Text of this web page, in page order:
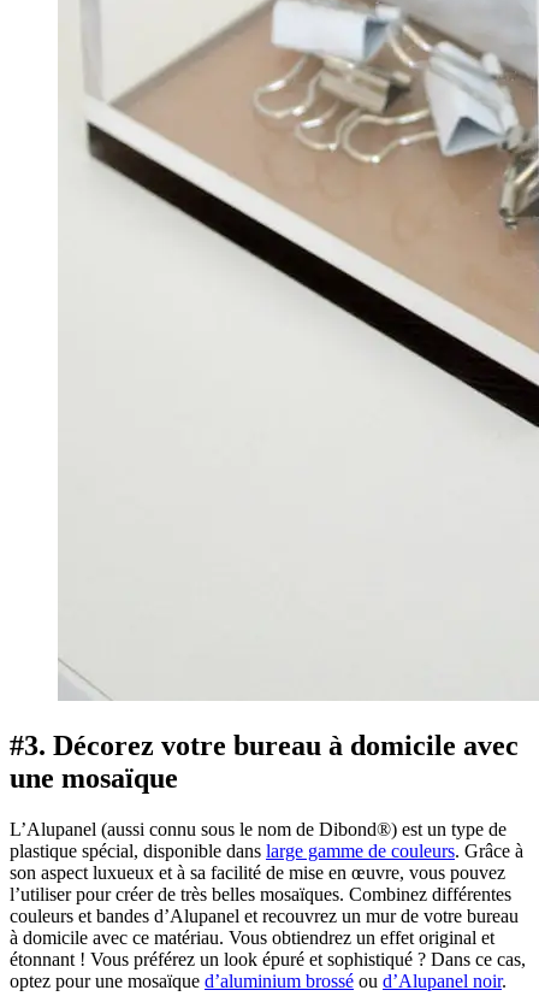
#3. Décorez votre bureau à domicile avec
une mosaïque
L’Alupanel (aussi connu sous le nom de Dibond®) est un type de
plastique spécial, disponible dans large gamme de couleurs. Grâce à
son aspect luxueux et à sa facilité de mise en œuvre, vous pouvez
l’utiliser pour créer de très belles mosaïques. Combinez différentes
couleurs et bandes d’Alupanel et recouvrez un mur de votre bureau
à domicile avec ce matériau. Vous obtiendrez un effet original et
étonnant ! Vous préférez un look épuré et sophistiqué ? Dans ce cas,
optez pour une mosaïque d’aluminium brossé ou d’Alupanel noir.